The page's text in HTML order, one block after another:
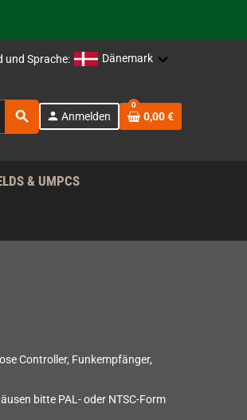
und Sprache: Dänemark
search person Anmelden
0
0,00 €
& UMPCS
Controller, Funkempfänger,
bitte PAL- oder NTSC-Form